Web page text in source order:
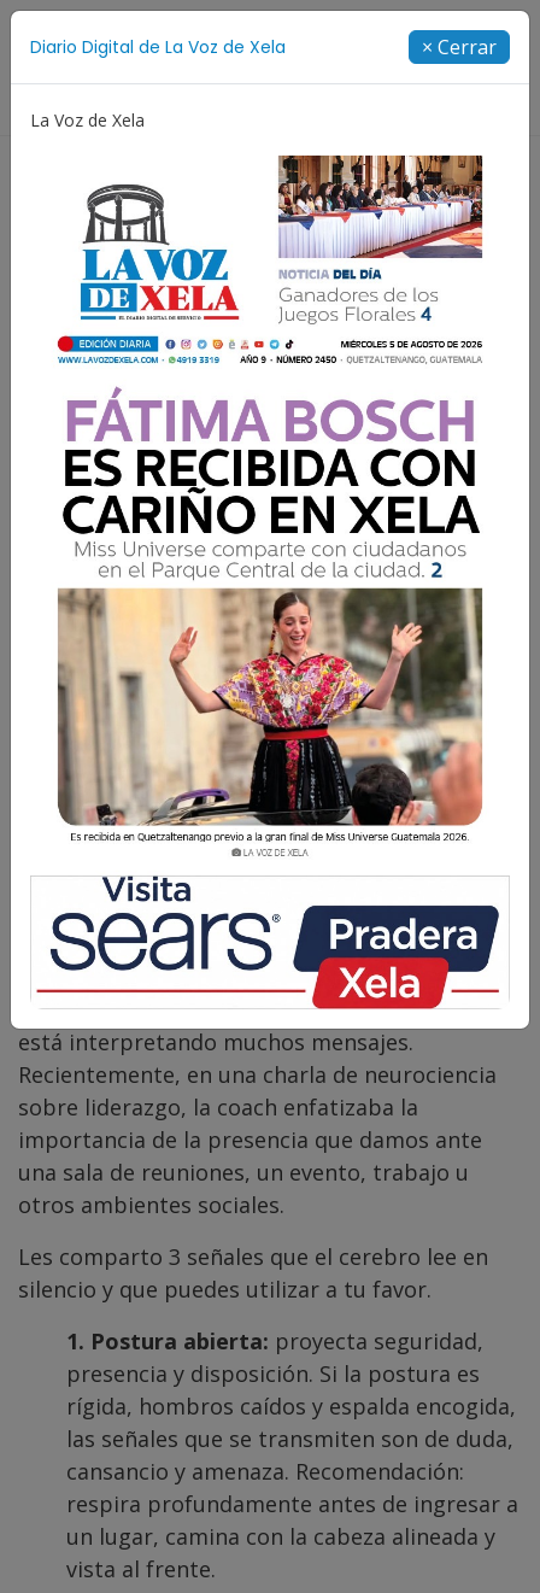
Diario Digital de La Voz de Xela × Cerrar
La Voz de Xela
Lo que el cerebro lee en
silencio
Carol Contreras 2 Marzo 2026 16:30
Comparte
La comunicación no empieza cuando hablamos,
sino cuando aparecemos. Sin decir una sola
palabra, el cerebro de quienes nos rodean ya
está interpretando muchos mensajes.
Recientemente, en una charla de neurociencia
sobre liderazgo, la coach enfatizaba la
importancia de la presencia que damos ante
una sala de reuniones, un evento, trabajo u
otros ambientes sociales.
Les comparto 3 señales que el cerebro lee en
silencio y que puedes utilizar a tu favor.
1. Postura abierta: proyecta seguridad,
presencia y disposición. Si la postura es
rígida, hombros caídos y espalda encogida,
las señales que se transmiten son de duda,
cansancio y amenaza. Recomendación:
respira profundamente antes de ingresar a
un lugar, camina con la cabeza alineada y
vista al frente.